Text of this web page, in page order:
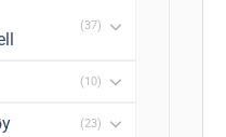
(37)
(10)
(23)